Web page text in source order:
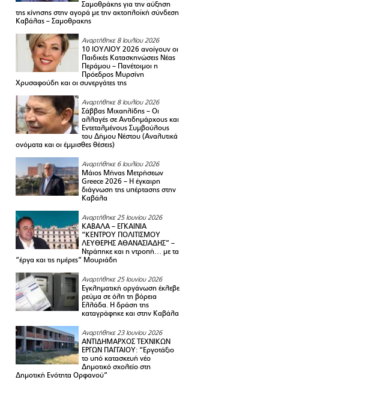
Σαμοθράκης για την αύξηση
της κίνησης στην αγορά με την ακτοπλοϊκή σύνδεση
Καβάλας – Σαμοθρακης
Αναρτήθηκε 8 Ιουλίου 2026
10 ΙΟΥΛΙΟΥ 2026 ανοίγουν οι
Παιδικές Κατασκηνώσεις Νέας
Περάμου – Πανέτοιμοι η
Πρόεδρος Μυρσίνη
Χρυσαφούδη και οι συνεργάτες της
Αναρτήθηκε 8 Ιουλίου 2026
Σάββας Μιχαηλίδης – Οι
αλλαγές σε Αντιδημάρχους και
Εντεταλμένους Συμβούλους
του Δήμου Νέστου (Αναλυτικά
ονόματα και οι έμμισθες θέσεις)
Αναρτήθηκε 6 Ιουλίου 2026
Μάιος Μήνας Μετρήσεων
Greece 2026 – H έγκαιρη
διάγνωση της υπέρτασης στην
Καβάλα
Αναρτήθηκε 25 Ιουνίου 2026
ΚΑΒΑΛΑ – ΕΓΚΑΙΝΙΑ
“ΚΕΝΤΡΟΥ ΠΟΛΙΤΙΣΜΟΥ
ΛΕΥΘΕΡΗΣ ΑΘΑΝΑΣΙΑΔΗΣ” –
Ντράπηκε και η ντροπή… με τα
“έργα και τις ημέρες” Μουριάδη
Αναρτήθηκε 25 Ιουνίου 2026
Εγκληματική οργάνωση έκλεβε
ρεύμα σε όλη τη βόρεια
Ελλάδα. Η δράση της
καταγράφηκε και στην Καβάλα
Αναρτήθηκε 23 Ιουνίου 2026
ΑΝΤΙΔΗΜΑΡΧΟΣ ΤΕΧΝΙΚΩΝ
ΕΡΓΩΝ ΠΑΓΓΑΙΟΥ: “Εργοτάξιο
το υπό κατασκευή νέο
Δημοτικό σχολείο στη
Δημοτική Ενότητα Ορφανού”